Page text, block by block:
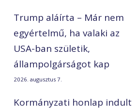
Trump aláírta – Már nem
egyértelmű, ha valaki az
USA-ban születik,
állampolgárságot kap
2026. augusztus 7.
Kormányzati honlap indult